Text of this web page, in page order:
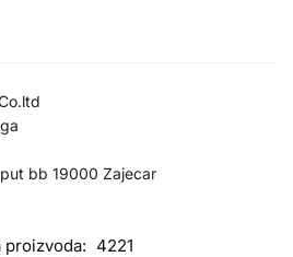
bb 19000 Zajecar
proizvoda: 4221